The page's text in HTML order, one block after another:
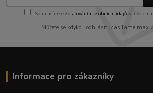
Souhlasím se zpracováním osobních údajůza účelem
Můžete se kdykoli odhlásit. Zasíláme
Informace pro zákazníky